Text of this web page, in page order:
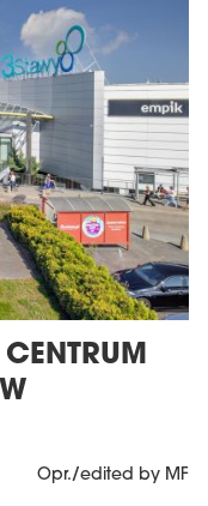
Opr./edited by MF